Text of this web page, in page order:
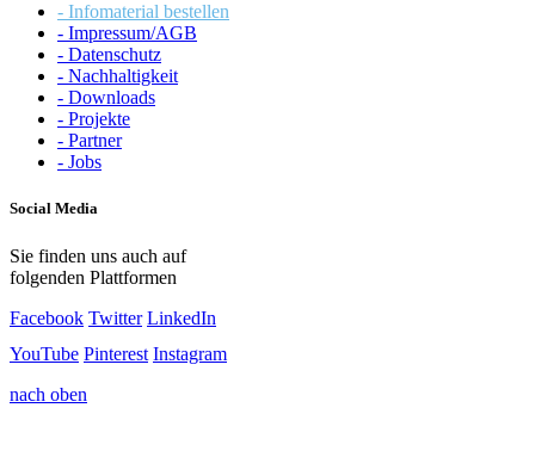
- Infomaterial bestellen
- Impressum/AGB
- Datenschutz
- Nachhaltigkeit
- Downloads
- Projekte
- Partner
- Jobs
Social Media
Sie finden uns auch auf
folgenden Plattformen
Facebook Twitter LinkedIn
YouTube Pinterest Instagram
nach oben